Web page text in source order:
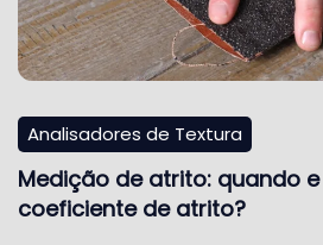
Analisadores de Textura
Medição de atrito: quando
coeficiente de atrito?